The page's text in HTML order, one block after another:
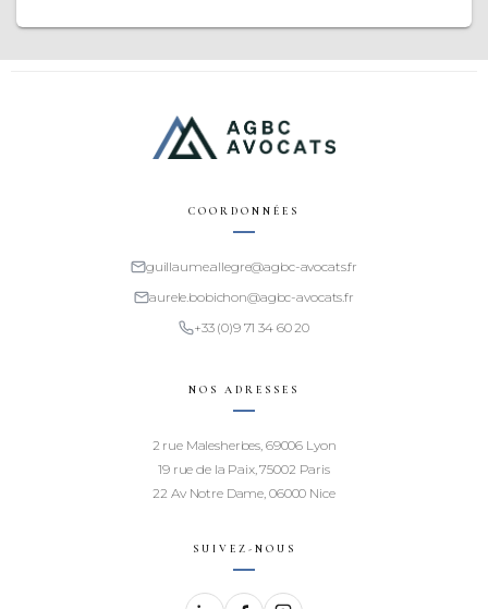
COORDONNÉES
guillaume.allegre@agbc-avocats.fr
aurele.bobichon@agbc-avocats.fr
+33 (0)9 71 34 60 20
NOS ADRESSES
2 rue Malesherbes, 69006 Lyon
19 rue de la Paix, 75002 Paris
22 Av Notre Dame, 06000 Nice
SUIVEZ-NOUS